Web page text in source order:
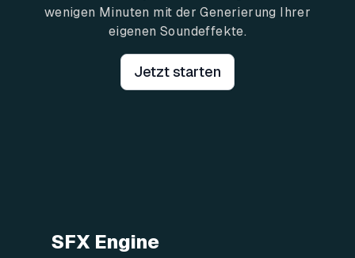
wenigen Minuten mit der Generierung Ihrer
eigenen Soundeffekte.
Jetzt starten
SFX Engine